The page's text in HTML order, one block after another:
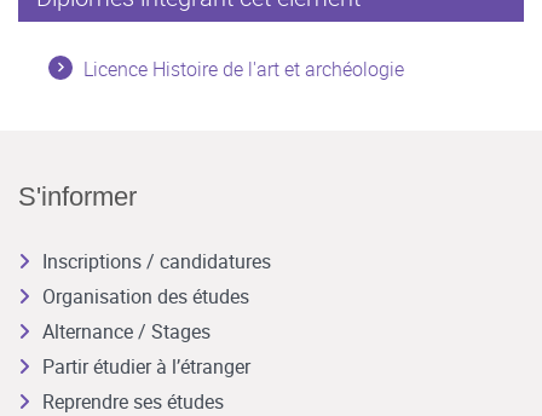
Licence Histoire de l'art et archéologie
S'informer
Inscriptions / candidatures
Organisation des études
Alternance / Stages
Partir étudier à l’étranger
Reprendre ses études